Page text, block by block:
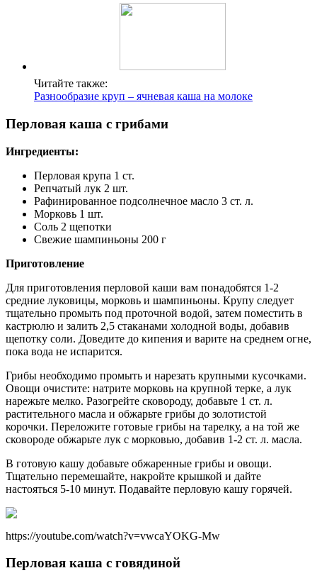
Читайте также:
Разнообразие круп – ячневая каша на молоке
Перловая каша с грибами
Ингредиенты:
Перловая крупа 1 ст.
Репчатый лук 2 шт.
Рафинированное подсолнечное масло 3 ст. л.
Морковь 1 шт.
Соль 2 щепотки
Свежие шампиньоны 200 г
Приготовление
Для приготовления перловой каши вам понадобятся 1-2
средние луковицы, морковь и шампиньоны. Крупу следует
тщательно промыть под проточной водой, затем поместить в
кастрюлю и залить 2,5 стаканами холодной воды, добавив
щепотку соли. Доведите до кипения и варите на среднем огне,
пока вода не испарится.
Грибы необходимо промыть и нарезать крупными кусочками.
Овощи очистите: натрите морковь на крупной терке, а лук
нарежьте мелко. Разогрейте сковороду, добавьте 1 ст. л.
растительного масла и обжарьте грибы до золотистой
корочки. Переложите готовые грибы на тарелку, а на той же
сковороде обжарьте лук с морковью, добавив 1-2 ст. л. масла.
В готовую кашу добавьте обжаренные грибы и овощи.
Тщательно перемешайте, накройте крышкой и дайте
настояться 5-10 минут. Подавайте перловую кашу горячей.
https://youtube.com/watch?v=vwcaYOKG-Mw
Перловая каша с говядиной